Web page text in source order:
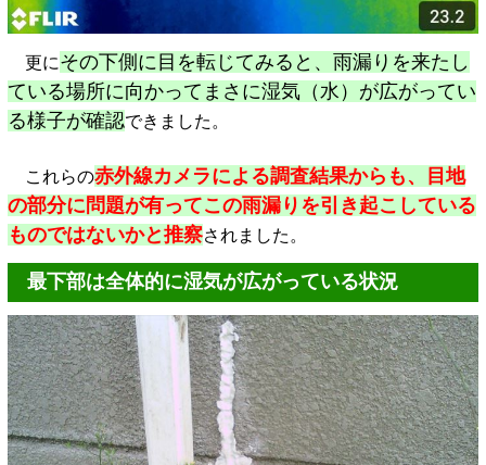
更にその下側に目を転じてみると、雨漏りを来たし
ている場所に向かってまさに湿気（水）が広がってい
る様子が確認できました。
これらの赤外線カメラによる調査結果からも、目地
の部分に問題が有ってこの雨漏りを引き起こしている
ものではないかと推察されました。
最下部は全体的に湿気が広がっている状況